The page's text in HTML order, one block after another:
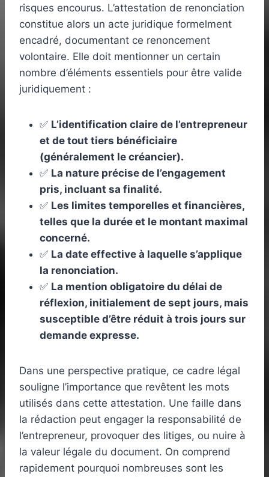
risques encourus. L’attestation de renonciation
constitue alors un acte juridique formelment
encadré, documentant ce renoncement
volontaire. Elle doit mentionner un certain
nombre d’éléments essentiels pour être valide
juridiquement :
✅ L’identification claire de l’entrepreneur
et de tout tiers bénéficiaire
(généralement le créancier).
✅ La nature précise de l’engagement
pris, incluant sa finalité.
✅ Les limites temporelles et financières,
telles que la durée et le montant maximal
concerné.
✅ La date effective à laquelle s’applique
la renonciation.
✅ La mention obligatoire du délai de
réflexion, initialement de sept jours, mais
susceptible d’être réduit à trois jours sur
demande expresse.
Dans une perspective pratique, ce cadre légal
souligne l’importance que revêtent les mots
utilisés dans cette attestation. Une faille dans
la rédaction peut engager la responsabilité de
l’entrepreneur, provoquer des litiges, ou nuire à
la valeur légale du document. On comprend
rapidement pourquoi nombreuses sont les